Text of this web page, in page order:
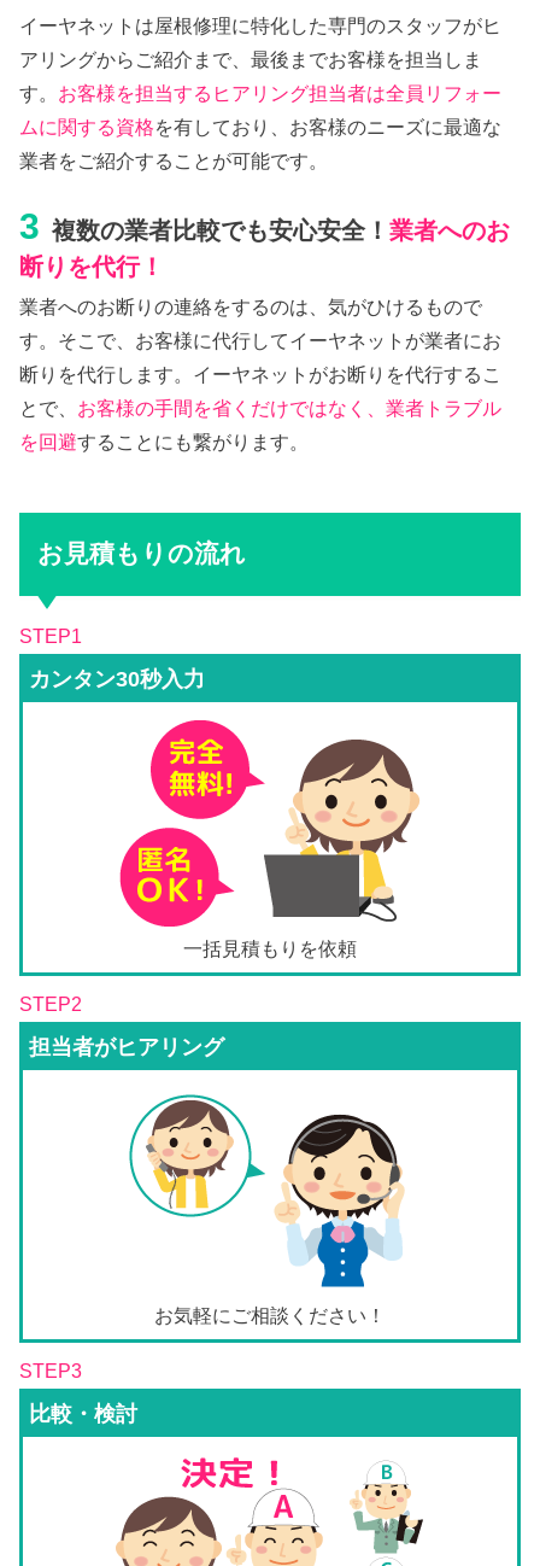
イーヤネットは屋根修理に特化した専門のスタッフがヒ
アリングからご紹介まで、最後までお客様を担当しま
す。 お客様を担当するヒアリング担当者は全員リフォー
ムに関する資格を有しており、お客様のニーズに最適な
業者をご紹介することが可能です。
3 複数の業者比較でも安心安全！業者へのお
断りを代行！
業者へのお断りの連絡をするのは、気がひけるもので
す。そこで、お客様に代行してイーヤネットが業者にお
断りを代行します。イーヤネットがお断りを代行するこ
とで、 お客様の手間を省くだけではなく、業者トラブル
を回避することにも繋がります。
お見積もりの流れ
STEP1
カンタン30秒入力
一括見積もりを依頼
STEP2
担当者がヒアリング
お気軽にご相談ください！
STEP3
比較・検討